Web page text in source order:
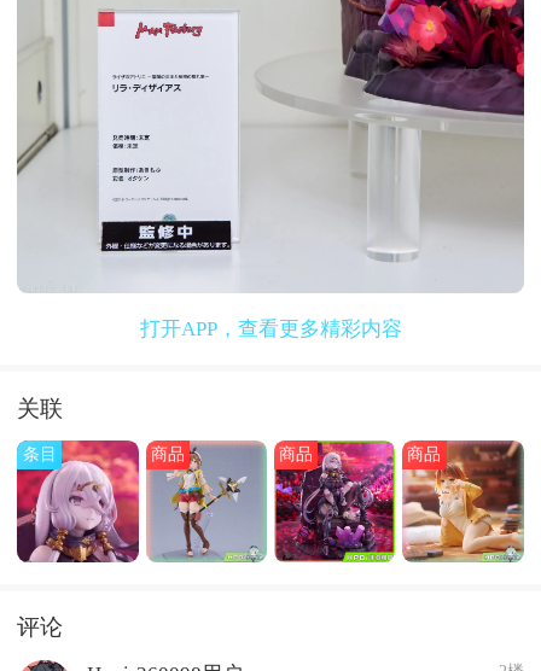
打开APP，查看更多精彩内容
关联
条目 商品 商品 商品
评论